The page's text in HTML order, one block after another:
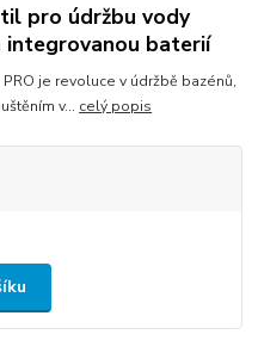
pro údržbu vody
integrovanou baterií
je revoluce v údržbě bazénů,
v... celý popis